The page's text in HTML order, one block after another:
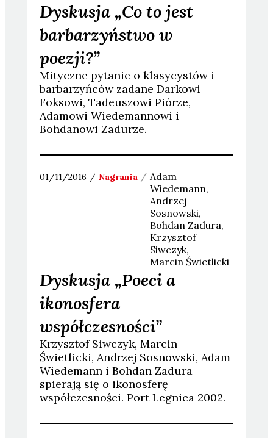
Dyskusja „Co to jest
barbarzyństwo w
poezji?”
Mityczne pytanie o klasycystów i
barbarzyńców zadane Darkowi
Foksowi, Tadeuszowi Piórze,
Adamowi Wiedemannowi i
Bohdanowi Zadurze.
01/11/2016 Nagrania
Adam
Wiedemann
Andrzej
Sosnowski
BohdanZadura
Krzysztof
Siwczyk
MarcinŚwietlicki
Dyskusja „Poeci a
ikonosfera
współczesności”
Krzysztof Siwczyk, Marcin
Świetlicki, Andrzej Sosnowski, Adam
Wiedemann i Bohdan Zadura
spierają się o ikonosferę
współczesności. Port Legnica 2002.